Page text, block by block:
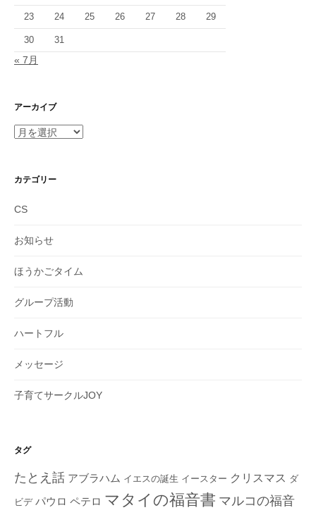
23 24 25 26 27 28 29
30 31
« 7月
アーカイブ
ア
イ
カテゴリー
CS
お知らせ
ほうかごタイム
グループ活動
ハートフル
メッセージ
子育てサークルJOY
タグ
たとえ話 アブラハム イエスの誕生 イースター クリスマス ダ
ビデ パウロ ペテロ マタイの福音書 マルコの福音